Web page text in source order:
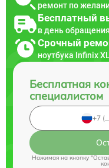
ремонт по
Бесплатный
в день обращения
Срочный
ноутбука Infinix
Бесплатная
специалистом
Нажимая на кнопку